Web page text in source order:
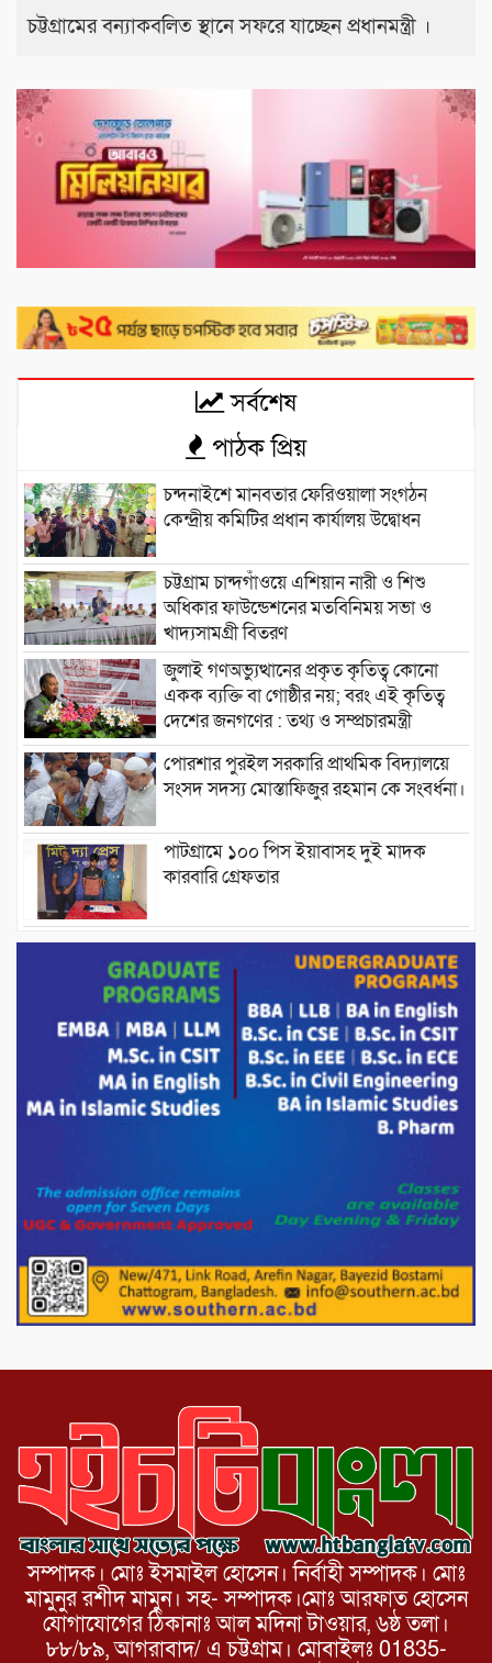
চট্টগ্রামের বন্যাকবলিত স্থানে সফরে যাচ্ছেন প্রধানমন্ত্রী ।
সর্বশেষ
পাঠক প্রিয়
চন্দনাইশে মানবতার ফেরিওয়ালা সংগঠন
কেন্দ্রীয় কমিটির প্রধান কার্যালয় উদ্বোধন
চট্টগ্রাম চান্দগাঁওয়ে এশিয়ান নারী ও শিশু
অধিকার ফাউন্ডেশনের মতবিনিময় সভা ও
খাদ্যসামগ্রী বিতরণ
জুলাই গণঅভ্যুত্থানের প্রকৃত কৃতিত্ব কোনো
একক ব্যক্তি বা গোষ্ঠীর নয়; বরং এই কৃতিত্ব
দেশের জনগণের : তথ্য ও সম্প্রচারমন্ত্রী
পোরশার পুরইল সরকারি প্রাথমিক বিদ্যালয়ে
সংসদ সদস্য মোস্তাফিজুর রহমান কে সংবর্ধনা।
পাটগ্রামে ১০০ পিস ইয়াবাসহ দুই মাদক
কারবারি গ্রেফতার
ড্যাবের ৩৭তম প্রতিষ্ঠাবার্ষিকীতে প্রধানমন্ত্রী
তারেক রহমান।
চন্দনাইশের হাশিমপুর ৪ নং ওয়ার্ডে ৫’শতাধিক
হতদরিদ্র পরিবারের মাঝে খাদ্যসামগ্রী বিতরণ
করেন মনজুর মোরশেদ
পরিবেশ রক্ষায় পাটগ্রামে ইহসান ইয়ুথ
মিরপুর-১১ নম্বরে দুর্বৃত্তদের গুলিতে বিএনপি
নেতা গুরুতর আহত
পাটগ্রামে চিকিৎসা সেবায় বীর মুক্তিযোদ্ধা দবির
উদ্দিন ফাউন্ডেশন
সম্পাদক। মোঃ ইসমাইল হোসেন। নির্বাহী সম্পাদক। মোঃ
মামুনুর রশীদ মামুন। সহ- সম্পাদক।মোঃ আরফাত হোসেন
যোগাযোগের ঠিকানাঃ আল মদিনা টাওয়ার, ৬ষ্ঠ তলা।
৮৮/৮৯, আগরাবাদ/ এ চট্টগ্রাম। মোবাইলঃ 01835-